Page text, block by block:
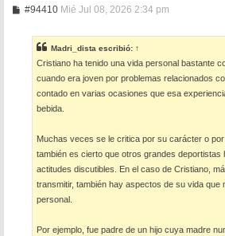
#94410M
a
j
e
Mié Jul 08, 2026 2:34 pm
Madri_dista escribió: ↑
Cristiano ha tenido una vida personal bastante
cuando era joven por problemas relacionados
contado en varias ocasiones que esa
bebida.
Muchas veces se le critica por su carácter o
también es cierto que otros grandes deportistas
actitudes discutibles. En el caso de Cristiano,
transmitir, también hay aspectos de su vida que
personal.
Por ejemplo, fue padre de un hijo cuya madre